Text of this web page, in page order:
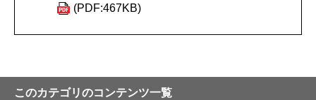
(PDF:467KB)
このカテゴリのコンテンツ一覧